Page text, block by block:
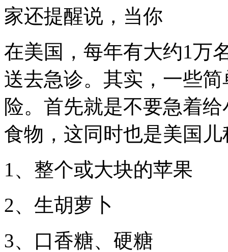
家还提醒说，当你
在美国，每年有大约1万
送去急诊。其实，一些
险。首先就是不要急着
食物，这同时也是美国
1、整个或大块的苹果
2、生胡萝卜
3、口香糖、硬糖